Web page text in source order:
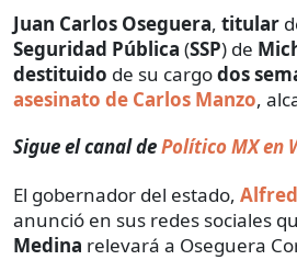
Juan Carlos Oseguera, titular
Seguridad Pública (SSP) de
destituido de su cargodos
asesinato de Carlos Manzo,
Sigue el canal dePolítico MX en
El gobernador del estado,
anunció en sus redes sociales
Medina relevará a Oseguera